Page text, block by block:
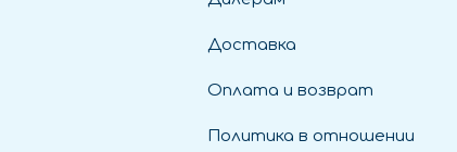
Доставка
Оплата и возврат
Политика в отношении